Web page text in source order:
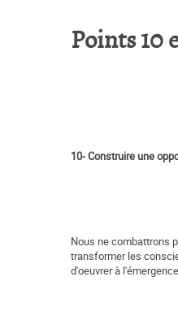
Points 10
10- Construire une
Nous ne combattrons
transformer les
d'oeuvrer à